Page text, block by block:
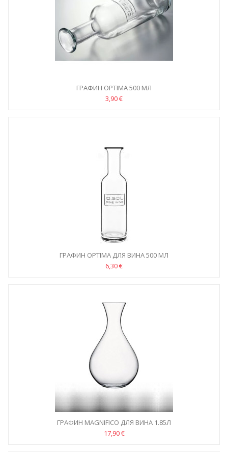
ГРАФИН OPTIMA 500 МЛ
3,90 €
ГРАФИН OPTIMA ДЛЯ ВИНА 500 МЛ
6,30 €
ГРАФИН MAGNIFICO ДЛЯ ВИНА 1.85Л
17,90 €